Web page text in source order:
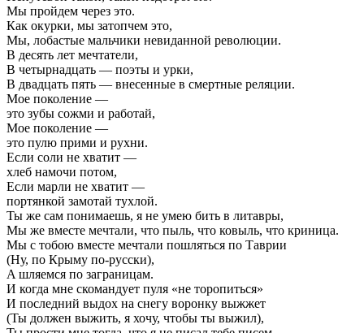
Мы пройдем через это.
Как окурки, мы затопчем это,
Мы, лобастые мальчики невиданной революции.
В десять лет мечтатели,
В четырнадцать — поэты и урки,
В двадцать пять — внесенные в смертные реляции.
Мое поколение —
это зубы сожми и работай,
Мое поколение —
это пулю прими и рухни.
Если соли не хватит —
хлеб намочи потом,
Если марли не хватит —
портянкой замотай тухлой.
Ты же сам понимаешь, я не умею бить в литавры,
Мы же вместе мечтали, что пыль, что ковыль, что криница.
Мы с тобою вместе мечтали пошляться по Таврии
(Ну, по Крыму по-русски),
A шляемся по заграницам.
И когда мне скомандует пуля «не торопиться»
И последний выдох на снегу воронку выжжет
(Ты должен выжить, я хочу, чтобы ты выжил),